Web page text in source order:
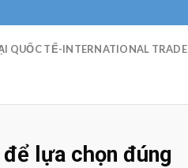
QUỐC TẾ-INTERNATIONAL TRADE
lựa chọn đúng